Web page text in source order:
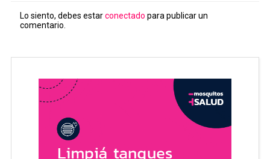
Lo siento, debes estarconectado para publicar un
comentario.